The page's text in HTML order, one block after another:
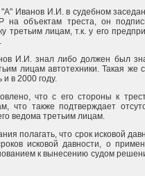
Иванов И.И. в судебном
на объектам треста, он
третьим лицам, т.к. у его
И.И. знал либо должен был
лицам автотехники. Такая же
в 2000 году.
что с его стороны к
что также подтверждает
ведома третьим лицам.
полагать, что срок исковой
исковой давности, о
к вынесению судом